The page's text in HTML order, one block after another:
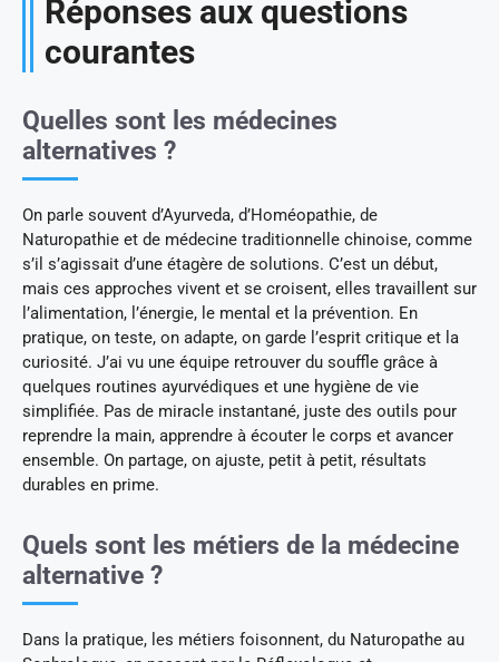
Réponses aux questions
courantes
Quelles sont les médecines
alternatives ?
On parle souvent d’Ayurveda, d’Homéopathie, de
Naturopathie et de médecine traditionnelle chinoise, comme
s’il s’agissait d’une étagère de solutions. C’est un début,
mais ces approches vivent et se croisent, elles travaillent sur
l’alimentation, l’énergie, le mental et la prévention. En
pratique, on teste, on adapte, on garde l’esprit critique et la
curiosité. J’ai vu une équipe retrouver du souffle grâce à
quelques routines ayurvédiques et une hygiène de vie
simplifiée. Pas de miracle instantané, juste des outils pour
reprendre la main, apprendre à écouter le corps et avancer
ensemble. On partage, on ajuste, petit à petit, résultats
durables en prime.
Quels sont les métiers de la médecine
alternative ?
Dans la pratique, les métiers foisonnent, du Naturopathe au